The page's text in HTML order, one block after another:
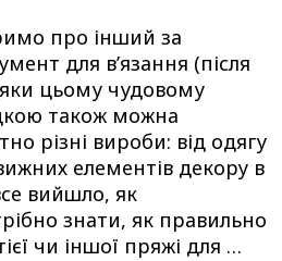
про інший за
для в’язання (після
цьому чудовому
також можна
різні вироби: від одягу
елементів декору в
вийшло, як
знати, як правильно
чи іншої пряжі для …